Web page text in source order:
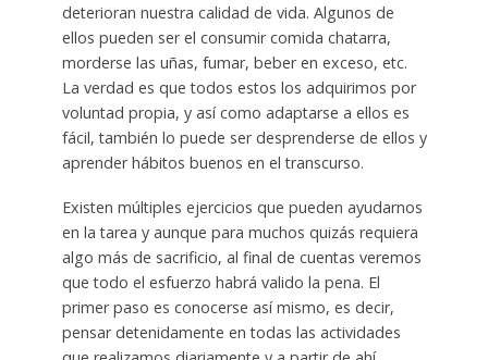
deterioran nuestra calidad de vida. Algunos de
ellos pueden ser el consumir comida chatarra,
morderse las uñas, fumar, beber en exceso, etc.
La verdad es que todos estos los adquirimos por
voluntad propia, y así como adaptarse a ellos es
fácil, también lo puede ser desprenderse de ellos y
aprender hábitos buenos en el transcurso.
Existen múltiples ejercicios que pueden ayudarnos
en la tarea y aunque para muchos quizás requiera
algo más de sacrificio, al final de cuentas veremos
que todo el esfuerzo habrá valido la pena. El
primer paso es conocerse así mismo, es decir,
pensar detenidamente en todas las actividades